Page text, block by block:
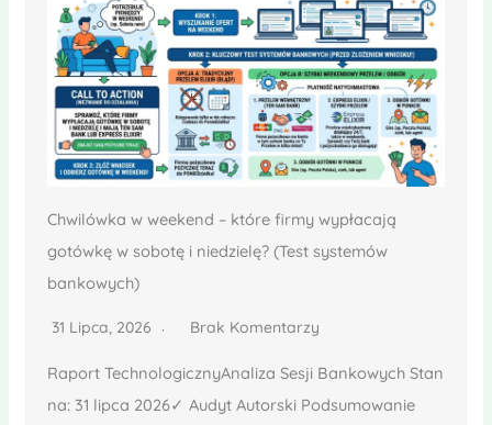
Chwilówka w weekend – które firmy wypłacają
gotówkę w sobotę i niedzielę? (Test systemów
bankowych)
31 Lipca, 2026 Brak Komentarzy
Raport TechnologicznyAnaliza Sesji Bankowych Stan
na: 31 lipca 2026✓ Audyt Autorski Podsumowanie